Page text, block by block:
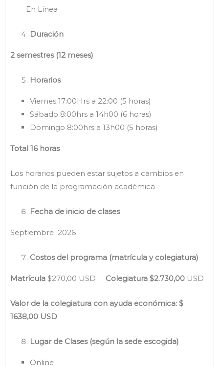
En Línea
Duración
2 semestres (12 meses)
Horarios
Viernes 17:00Hrs a 22:00 (5 horas)
Sábado 8:00hrs a 14h00 (6 horas)
Domingo 8:00hrs a 13h00 (5 horas)
Total 16 horas
Los horarios pueden estar sujetos a cambios en
función de la programación académica
Fecha de inicio de clases
Septiembre 2026
Costos del programa (matrícula y colegiatura)
Matrícula $270,00 USD Colegiatura $2.730,00 USD
Valor de la colegiatura con ayuda económica: $
1638,00 USD
Lugar de Clases (según la sede escogida)
Online